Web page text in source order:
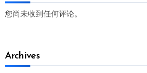
您尚未收到任何评论。
Archives